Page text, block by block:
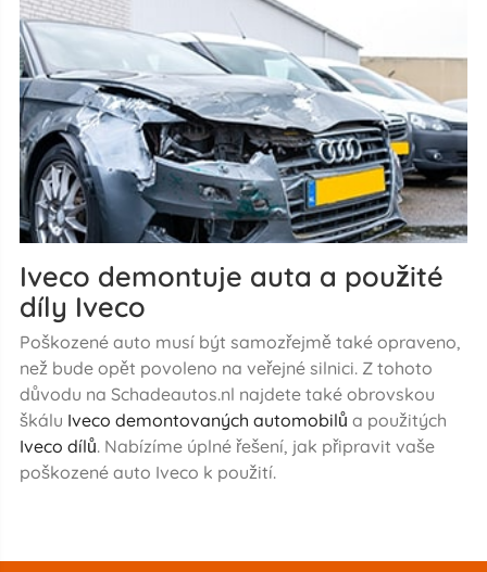
Iveco demontuje auta a použité
díly Iveco
Poškozené auto musí být samozřejmě také opraveno,
než bude opět povoleno na veřejné silnici. Z tohoto
důvodu na Schadeautos.nl najdete také obrovskou
škálu Iveco demontovaných automobilů a použitých
Iveco dílů. Nabízíme úplné řešení, jak připravit vaše
poškozené auto Iveco k použití.